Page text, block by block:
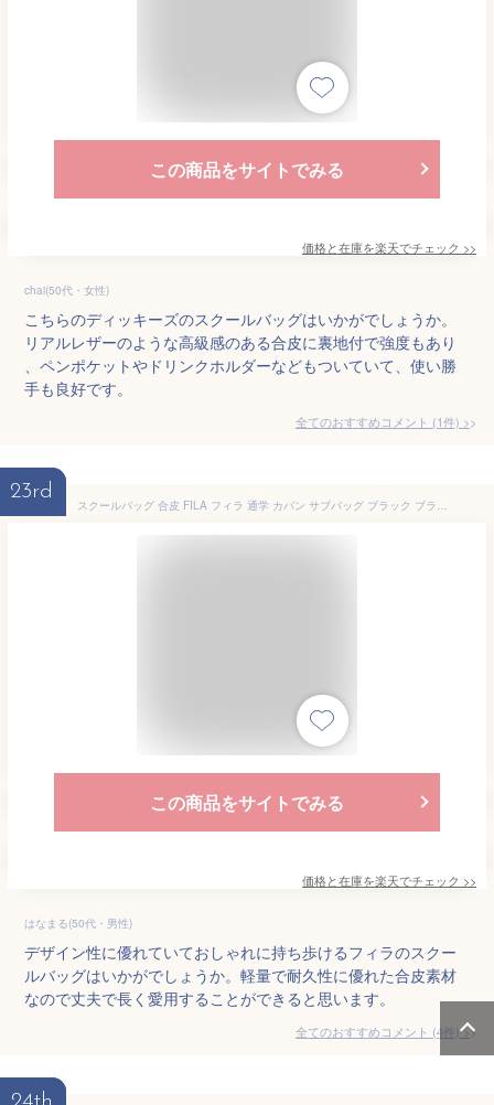
この商品をサイトでみる
価格と在庫を楽天でチェック >>
chai(50代・女性)
こちらのディッキーズのスクールバッグはいかがでしょうか。
リアルレザーのような高級感のある合皮に裏地付で強度もあり
、ペンポケットやドリンクホルダーなどもついていて、使い勝
手も良好です。
全てのおすすめコメント (1件) >
23rd
スクールバッグ 合皮 FILA フィラ 通学 カバン サブバッグ ブラック ブラウン fib-1721(スクールバッグ/合皮/スクバ/バッグ/スクール/男子/メンズ/女子/レディース/ブランド/人気/通学/カバン/リュック/中学生/高校生/学生/入学/定番/黒/茶)(店頭受取対応商品)
この商品をサイトでみる
価格と在庫を楽天でチェック >>
はなまる(50代・男性)
デザイン性に優れていておしゃれに持ち歩けるフィラのスクー
ルバッグはいかがでしょうか。軽量で耐久性に優れた合皮素材
なので丈夫で長く愛用することができると思います。
全てのおすすめコメント (4件)>